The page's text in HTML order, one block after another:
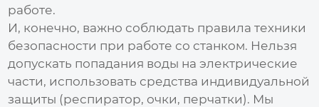
работе.
И, конечно, важно соблюдать правила техники
безопасности при работе со станком. Нельзя
допускать попадания воды на электрические
части, использовать средства индивидуальной
защиты (респиратор, очки, перчатки). Мы